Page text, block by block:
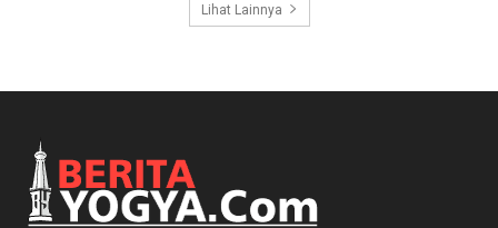
Lihat Lainnya